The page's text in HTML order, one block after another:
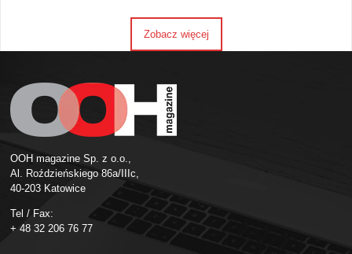
Zobacz więcej
OOH magazine Sp. z o.o.,
Al. Roździeńskiego 86a/IIIc,
40-203 Katowice
Tel / Fax:
+ 48 32 206 76 77